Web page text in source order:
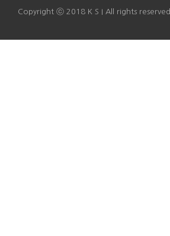
Copyright ⓒ 2018 K S I All rights reserved.